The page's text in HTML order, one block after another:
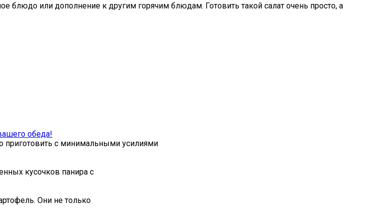
блюдо или дополнение к другим горячим блюдам. Готовить такой салат очень просто, а
обеда!
приготовить с минимальными усилиями
кусочков панира с
Они не только